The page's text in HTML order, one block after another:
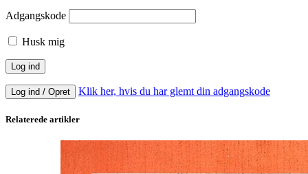
Adgangskode
Husk mig
Log ind / Opret Klik her, hvis du har glemt din adgangskode
Relaterede artikler